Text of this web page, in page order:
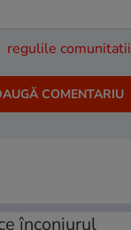
regulile comunitatii